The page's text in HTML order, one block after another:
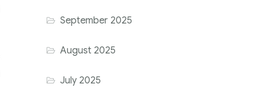
September 2025
August 2025
July 2025